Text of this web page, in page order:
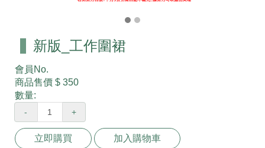
新版_工作圍裙
會員No.
商品售價 $ 350
數量:
- +
立即購買 加入購物車